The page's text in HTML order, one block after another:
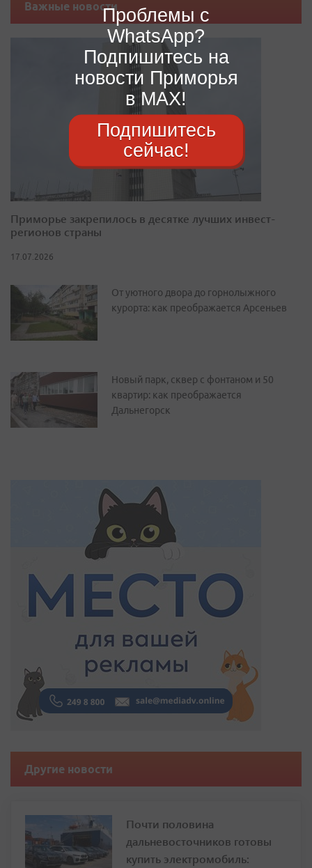
Важные новости
Приморье закрепилось в десятке лучших инвест-
регионов страны
17.07.2026
От уютного двора до горнолыжного
курорта: как преображается Арсеньев
Новый парк, сквер с фонтаном и 50
квартир: как преображается
Дальнегорск
Другие новости
Почти половина
дальневосточников готовы
купить электромобиль:
Проблемы с
WhatsApp?
Подпишитесь на
новости Приморья
в MAX!
Подпишитесь
сейчас!